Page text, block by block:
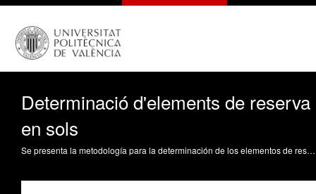
Determinació d'elements de reserva
en sols
Se presenta la metodología para la determinación de los elementos de reserva en suelos realizada en el laboratorio donde se incluye la determinación de fósforo y potasio Soriano Soto, MD. (2016). Determinació d'elements de reserva en sols. https://riunet.upv.es/handle/10251/65173 DER